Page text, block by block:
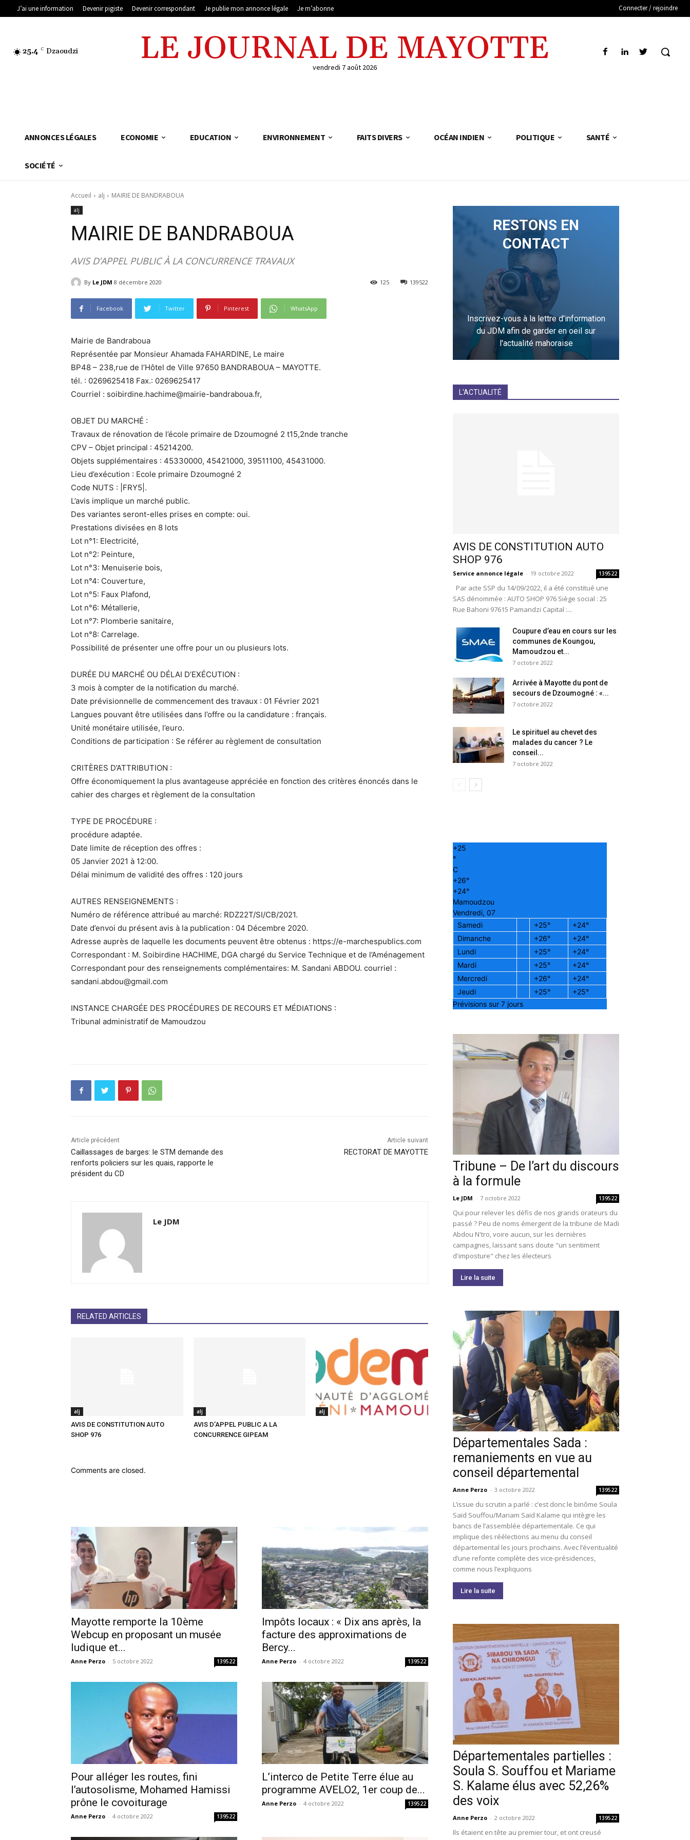
J’ai une information Devenir pigiste Devenir correspondant Je publie mon annonce légale Je m’abonne Connecter / rejoindre
25.4 C Dzaoudzi LE JOURNAL DE MAYOTTE
vendredi 7 août 2026
ANNONCES LÉGALES ECONOMIE EDUCATION ENVIRONNEMENT FAITS DIVERS OCÉAN INDIEN POLITIQUE SANTÉ
SOCIÉTÉ
Accueil alj MAIRIE DE BANDRABOUA
alj
MAIRIE DE BANDRABOUA
AVIS D’APPEL PUBLIC À LA CONCURRENCE TRAVAUX
By Le JDM 8 décembre 2020 139522
125
Facebook Twitter Pinterest WhatsApp
Mairie de Bandraboua
Représentée par Monsieur Ahamada FAHARDINE, Le maire
BP48 – 238,rue de l’Hôtel de Ville 97650 BANDRABOUA – MAYOTTE.
tél. : 0269625418 Fax.: 0269625417
Courriel : soibirdine.hachime@mairie-bandraboua.fr,
OBJET DU MARCHÉ :
Travaux de rénovation de l’école primaire de Dzoumogné 2 t15,2nde tranche
CPV – Objet principal : 45214200.
Objets supplémentaires : 45330000, 45421000, 39511100, 45431000.
Lieu d’exécution : Ecole primaire Dzoumogné 2
Code NUTS : |FRY5|.
L’avis implique un marché public.
Des variantes seront-elles prises en compte: oui.
Prestations divisées en 8 lots
Lot n°1: Electricité,
Lot n°2: Peinture,
Lot n°3: Menuiserie bois,
Lot n°4: Couverture,
Lot n°5: Faux Plafond,
Lot n°6: Métallerie,
Lot n°7: Plomberie sanitaire,
Lot n°8: Carrelage.
Possibilité de présenter une offre pour un ou plusieurs lots.
DURÉE DU MARCHÉ OU DÉLAI D’EXÉCUTION :
3 mois à compter de la notification du marché.
Date prévisionnelle de commencement des travaux : 01 Février 2021
Langues pouvant être utilisées dans l’offre ou la candidature : français.
Unité monétaire utilisée, l’euro.
Conditions de participation : Se référer au règlement de consultation
CRITÈRES D’ATTRIBUTION :
Offre économiquement la plus avantageuse appréciée en fonction des critères énoncés dans le
cahier des charges et règlement de la consultation
TYPE DE PROCÉDURE :
procédure adaptée.
Date limite de réception des offres :
05 Janvier 2021 à 12:00.
Délai minimum de validité des offres : 120 jours
AUTRES RENSEIGNEMENTS :
Numéro de référence attribué au marché: RDZ22T/SI/CB/2021.
Date d’envoi du présent avis à la publication : 04 Décembre 2020.
Adresse auprès de laquelle les documents peuvent être obtenus : https://e-marchespublics.com
Correspondant : M. Soibirdine HACHIME, DGA chargé du Service Technique et de l’Aménagement
Correspondant pour des renseignements complémentaires: M. Sandani ABDOU. courriel :
sandani.abdou@gmail.com
INSTANCE CHARGÉE DES PROCÉDURES DE RECOURS ET MÉDIATIONS :
Tribunal administratif de Mamoudzou
Article précédent
Caillassages de barges: le STM demande des
renforts policiers sur les quais, rapporte le
président du CD
Article suivant
RECTORAT DE MAYOTTE
Le JDM
RELATED ARTICLES
alj
AVIS DE CONSTITUTION AUTO
SHOP 976
alj
AVIS D’APPEL PUBLIC A LA
CONCURRENCE GIPEAM
alj
Comments are closed.
Mayotte remporte la 10ème
Webcup en proposant un musée
ludique et...
Anne Perzo - 5 octobre 2022 139522
Impôts locaux : « Dix ans après, la
facture des approximations de
Bercy...
Anne Perzo - 4 octobre 2022 139522
Pour alléger les routes, fini
l’autosolisme, Mohamed Hamissi
prône le covoiturage
Anne Perzo - 4 octobre 2022 139522
L’interco de Petite Terre élue au
programme AVELO2, 1er coup de...
Anne Perzo - 4 octobre 2022 139522
RESTONS EN
CONTACT
Inscrivez-vous à la lettre d'information
du JDM afin de garder en oeil sur
l'actualité mahoraise
L'ACTUALITÉ
AVIS DE CONSTITUTION AUTO
SHOP 976
Service annonce légale - 19 octobre 2022 139522
Par acte SSP du 14/09/2022, il a été constitué une
SAS dénommée : AUTO SHOP 976 Siège social : 25
Rue Bahoni 97615 Pamandzi Capital :...
Coupure d’eau en cours sur les
communes de Koungou,
Mamoudzou et...
7 octobre 2022
Arrivée à Mayotte du pont de
secours de Dzoumogné : «...
7 octobre 2022
Le spirituel au chevet des
malades du cancer ? Le
conseil...
7 octobre 2022
+25
°
C
+26°
+24°
Mamoudzou
Vendredi, 07
Samedi
+25° +24°
Dimanche
+26° +24°
Lundi
+25° +24°
Mardi
+25° +24°
Mercredi
+26° +24°
Jeudi
+25° +25°
Prévisions sur 7 jours
Tribune – De l’art du discours
à la formule
Le JDM - 7 octobre 2022 139522
Qui pour relever les défis de nos grands orateurs du
passé ? Peu de noms émergent de la tribune de Madi
Abdou N'tro, voire aucun, sur les dernières
campagnes, laissant sans doute "un sentiment
d'imposture" chez les électeurs
Lire la suite
Départementales Sada :
remaniements en vue au
conseil départemental
Anne Perzo - 3 octobre 2022 139522
L’issue du scrutin a parlé : c’est donc le binôme Soula
Saïd Souffou/Mariam Saïd Kalame qui intègre les
bancs de l’assemblée départementale. Ce qui
implique des réélections au menu du conseil
départemental les jours prochains. Avec l’éventualité
d’une refonte complète des vice-présidences,
comme nous l’expliquons
Lire la suite
Départementales partielles :
Soula S. Souffou et Mariame
S. Kalame élus avec 52,26%
des voix
Anne Perzo - 2 octobre 2022 139522
Ils étaient en tête au premier tour, et ont creusé